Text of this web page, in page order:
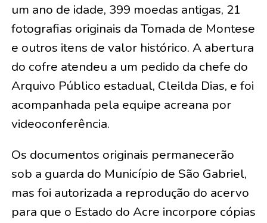
um ano de idade, 399 moedas antigas, 21
fotografias originais da Tomada de Montese
e outros itens de valor histórico. A abertura
do cofre atendeu a um pedido da chefe do
Arquivo Público estadual, Cleilda Dias, e foi
acompanhada pela equipe acreana por
videoconferência.
Os documentos originais permanecerão
sob a guarda do Município de São Gabriel,
mas foi autorizada a reprodução do acervo
para que o Estado do Acre incorpore cópias